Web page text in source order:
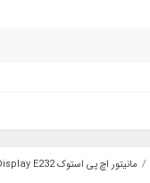
مانیتور اچ پی استوک HP EliteDisplay E232 سایز 23 اینچ